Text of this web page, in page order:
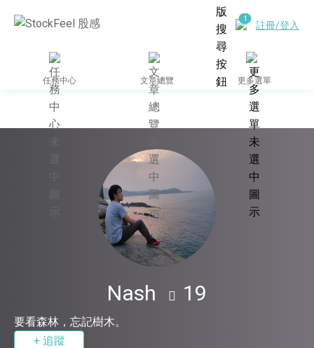
註冊/登入
任務中心 文章總覽 更多選單
Nash 19
要看森林，忘記樹木。
+ 追蹤